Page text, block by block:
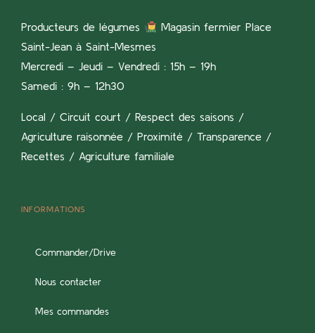
Producteurs de légumes
Magasin fermier Place
Saint-Jean à Saint-Mesmes
Mercredi – Jeudi – Vendredi : 15h – 19h
Samedi : 9h – 12h30
Local / Circuit court / Respect des saisons /
Agriculture raisonnée / Proximité / Transparence /
Recettes / Agriculture familiale
INFORMATIONS
Commander/Drive
Nous contacter
Mes commandes